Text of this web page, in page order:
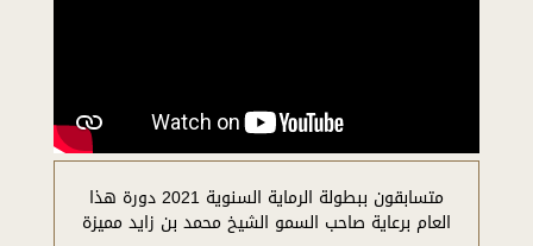
متسابقون ببطولة الرماية السنوية 2021 دورة هذا
العام برعاية صاحب السمو الشيخ محمد بن زايد مميزة